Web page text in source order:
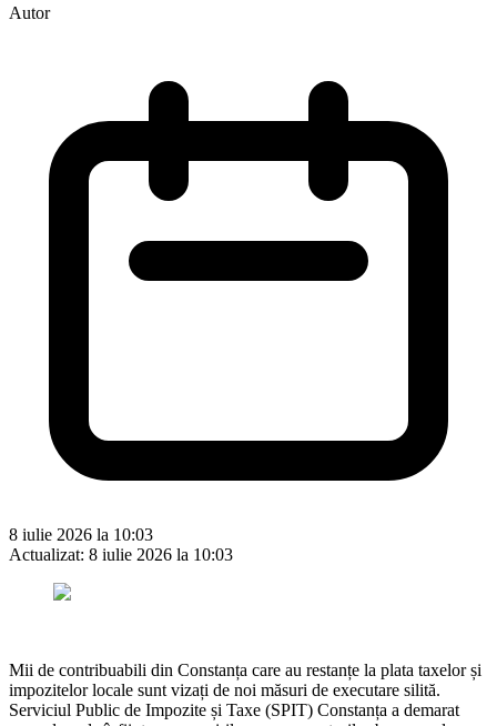
Autor
8 iulie 2026 la 10:03
Actualizat: 8 iulie 2026 la 10:03
Mii de contribuabili din Constanța care au restanțe la plata taxelor și
impozitelor locale sunt vizați de noi măsuri de executare silită.
Serviciul Public de Impozite și Taxe (SPIT) Constanța a demarat